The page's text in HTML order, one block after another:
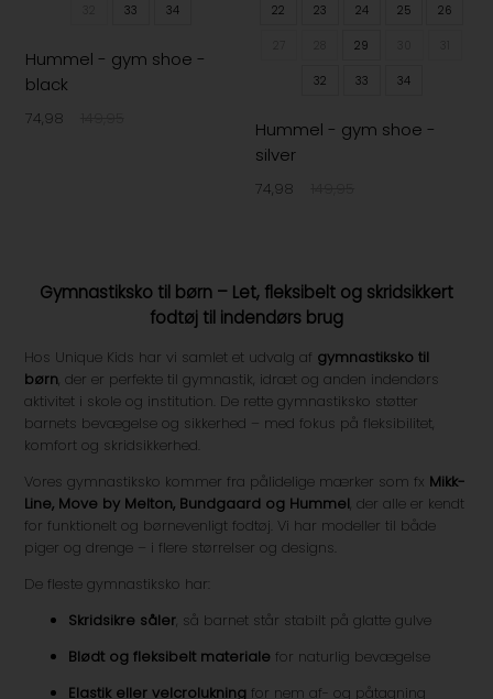
33 34
Hummel - gym shoe -
black
74,98
22 23 24 25 26
29
32 33 34
Hummel - gym shoe -
silver
74,98
Gymnastiksko til børn – Let, fleksibelt og skridsikkert
fodtøj til indendørs brug
Hos Unique Kids har vi samlet et udvalg af gymnastiksko til
børn, der er perfekte til gymnastik, idræt og anden indendørs
aktivitet i skole og institution. De rette gymnastiksko støtter
barnets bevægelse og sikkerhed – med fokus på fleksibilitet,
komfort og skridsikkerhed.
Vores gymnastiksko kommer fra pålidelige mærker som fx Mikk-
Line, Move by Melton, Bundgaard og Hummel, der alle er kendt
for funktionelt og børnevenligt fodtøj. Vi har modeller til både
piger og drenge – i flere størrelser og designs.
De fleste gymnastiksko har:
Skridsikre såler, så barnet står stabilt på glatte gulve
Blødt og fleksibelt materiale for naturlig bevægelse
Elastik eller velcrolukning for nem af- og påtagning